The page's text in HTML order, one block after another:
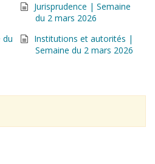
Jurisprudence | Semaine
du 2 mars 2026
du
Institutions et autorités |
Semaine du 2 mars 2026